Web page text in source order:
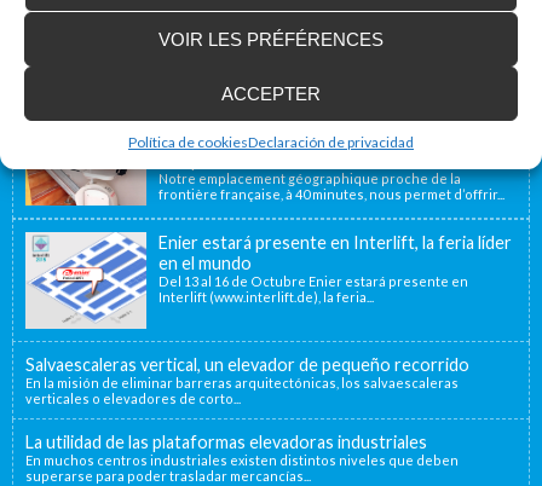
ACCEPTER
VOIR LES PRÉFÉRENCES
Política de cookiesDeclaración de privacidad
Accessibilité Blog
Nous installons des plates-formes élévatrices
pour les personnes à mobilité réduite, y
Notre emplacement géographique proche de la
frontière française, à 40 minutes, nous permet d’offrir...
Enier estará presente en Interlift, la feria líder
en el mundo
Del 13 al 16 de Octubre Enier estará presente en
Interlift (www.interlift.de), la feria...
Salvaescaleras vertical, un elevador de pequeño recorrido
En la misión de eliminar barreras arquitectónicas, los salvaescaleras
verticales o elevadores de corto...
La utilidad de las plataformas elevadoras industriales
En muchos centros industriales existen distintos niveles que deben
superarse para poder trasladar mercancías...